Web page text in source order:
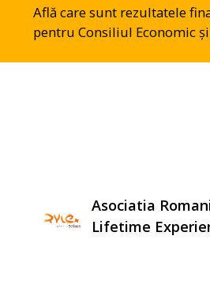
Află care sunt rezultatele
pentru Consiliul Economic
Asociatia
Lifetime